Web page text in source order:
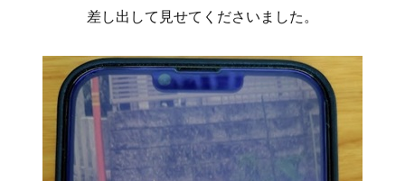
差し出して見せてくださいました。